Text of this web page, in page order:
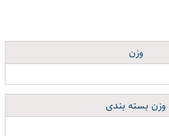
وزن
وزن بسته بندی